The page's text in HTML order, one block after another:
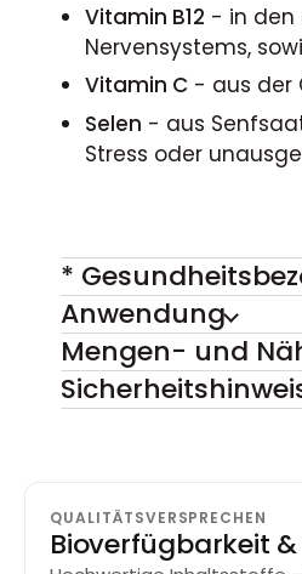
Vitamin B12 - in den
Nervensystems,
Vitamin C - aus der
Selen - aus
Stress oder
*
Anwendung
Mengen- und
QUALITÄTSVERSPRECHEN
Bioverfügbarkeit